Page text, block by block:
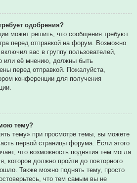
одобрения?
может решить, что сообщения требуют
перед отправкой на форум. Возможно
вас в группу пользователей,
или её мнению, должны быть
перед отправкой. Пожалуйста,
конференции для получения
тему?
тему» при просмотре темы, вы можете
первой страницы форума. Если этого
что возможность поднятия тем могла
которое должно пройти до повторного
Также можно поднять тему, просто
что тем самым вы не